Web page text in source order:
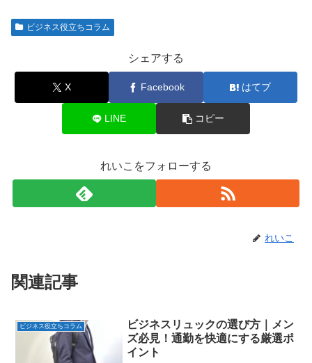
ビジネス役立ちコラム
シェアする
X Facebook はてブ
LINE コピー
れいこをフォローする
れいこ
関連記事
ビジネス役立ちコラム
ビジネスリュックの選び方｜メン
ズ必見！通勤を快適にする厳選ポ
イント